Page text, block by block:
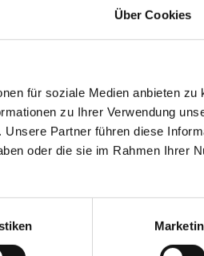
Über Cookies
für soziale Medien anbieten zu
zu Ihrer Verwendung
Partner führen diese
oder die sie im Rahmen Ihrer
gewonnene Erzeugnisse J - enthält Senf
von weiteren Allergenen und
Kreuzkontamination bei uns oder einem
an den Produkten und / oder
übernommen werden. Irrtümer und
Hause aus leckere Pizzas